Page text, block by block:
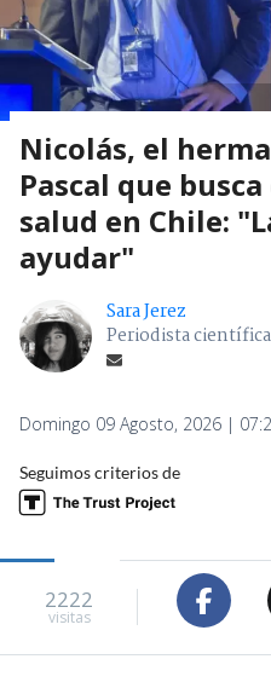
Nicolás, el
Pascal que
salud en Chile:
ayudar"
Sara Jerez
Periodista
Domingo 09 Agosto, 2026 |
Seguimos criterios de
2222
visitas